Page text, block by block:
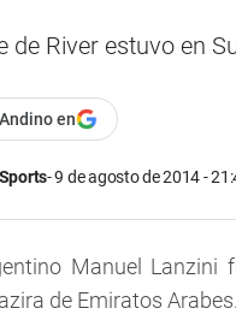
de River estuvo en
en
9 de agosto de 2014 -
Manuel Lanzini
de Emiratos Arabes.